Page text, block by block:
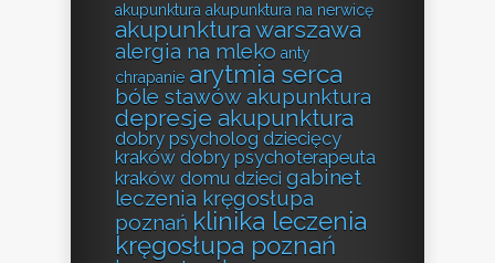
akupunktura akupunktura na nerwicę
akupunktura warszawa
alergia na mleko anty
chrapanie arytmia serca
bóle stawów akupunktura
depresje akupunktura
dobry psycholog dziecięcy
kraków dobry psychoterapeuta
kraków domu dzieci gabinet
leczenia kręgosłupa
poznań klinika leczenia
kręgosłupa poznań